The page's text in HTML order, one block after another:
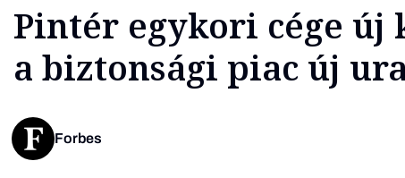
Pintér egykori cége új
a biztonsági piac új
Forbes